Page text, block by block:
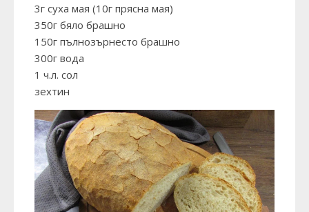
3г суха мая (10г прясна мая)
350г бяло брашно
150г пълнозърнесто брашно
300г вода
1 ч.л. сол
зехтин